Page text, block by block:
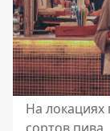
На локациях